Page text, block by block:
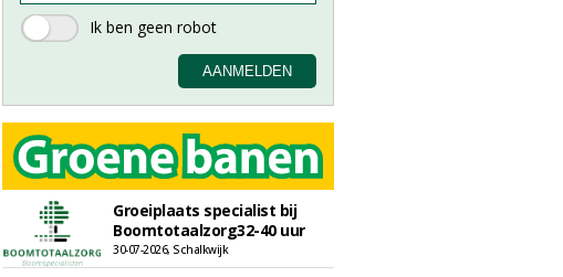
Groeiplaats specialist bij
Boomtotaalzorg32-40 uur
30-07-2026, Schalkwijk